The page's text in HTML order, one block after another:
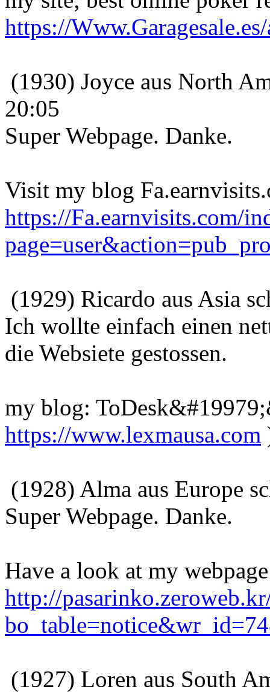
https://
(1930) Joyce aus North
20:05
Super Webpage. Danke.
Visit my blog
https://Fa.earnvisits.com/
(1929) Ricardo aus Asia
Ich wollte einfach einen
die Websiete gestossen.
my blog:
https://www.lexmausa.com
(1928) Alma aus Europe
Super Webpage. Danke.
Have a look at my
http://
(1927) Loren aus South